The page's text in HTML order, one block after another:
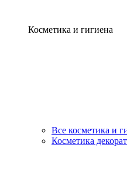
Косметика и гигиена
Все косметика и
Косметика